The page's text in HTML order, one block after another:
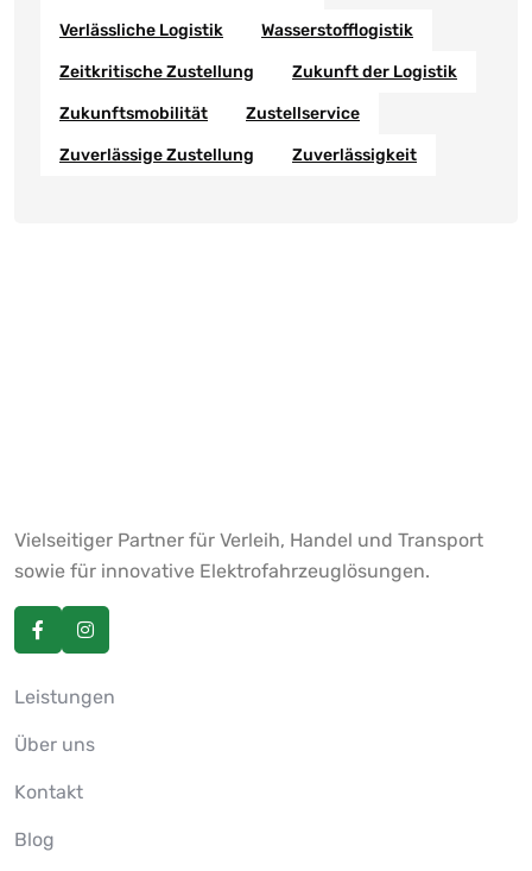
Verlässliche Logistik Wasserstofflogistik
Zeitkritische Zustellung Zukunft der Logistik
Zukunftsmobilität Zustellservice
Zuverlässige Zustellung Zuverlässigkeit
Vielseitiger Partner für Verleih, Handel und Transport
sowie für innovative Elektrofahrzeuglösungen.
Leistungen
Über uns
Kontakt
Blog